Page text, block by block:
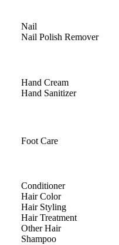
Nail
Nail Polish Remover
Hand Cream
Hand Sanitizer
Foot Care
Conditioner
Hair Color
Hair Styling
Hair Treatment
Other Hair
Shampoo